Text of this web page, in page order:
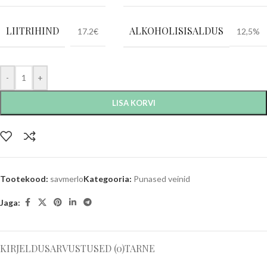
LIITRIHIND 17.2€ ALKOHOLISISALDUS 12,5%
- +
LISA KORVI
Tootekood: savmerloKategooria: Punased veinid
Jaga:
KIRJELDUSARVUSTUSED (0)TARNE